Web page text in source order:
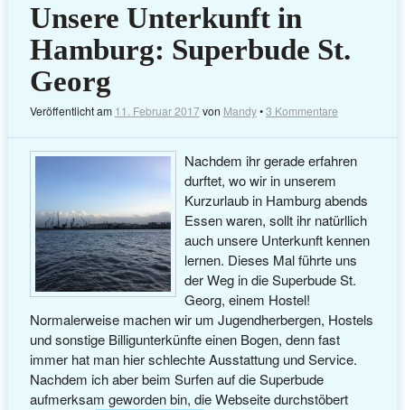
Unsere Unterkunft in
Hamburg: Superbude St.
Georg
Veröffentlicht am 11. Februar 2017von Mandy•3 Kommentare
Nachdem ihr gerade erfahren
durftet, wo wir in unserem
Kurzurlaub in Hamburg abends
Essen waren, sollt ihr natürllich
auch unsere Unterkunft kennen
lernen. Dieses Mal führte uns
der Weg in die Superbude St.
Georg, einem Hostel!
Normalerweise machen wir um Jugendherbergen, Hostels
und sonstige Billigunterkünfte einen Bogen, denn fast
immer hat man hier schlechte Ausstattung und Service.
Nachdem ich aber beim Surfen auf die Superbude
aufmerksam geworden bin, die Webseite durchstöbert